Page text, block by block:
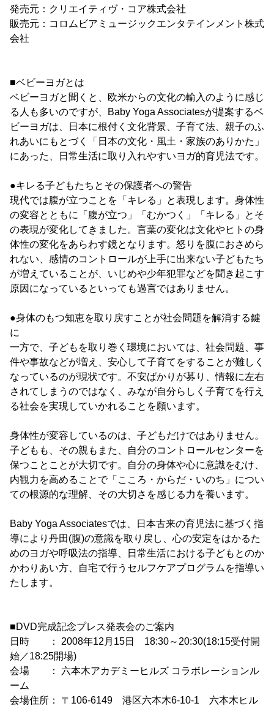
発売元：クリエイティヴ・コア株式会社
販売元：コロムビアミュージックエンタテインメント株式
会社
■ベビーヨガとは
ベビーヨガと聞くと、欧米からの文化の輸入のように感じ
る人も多いのですが、Baby Yoga Associatesが提案するベ
ビーヨガは、日本に根付く文化背景、子育て法、親子のふ
れあいにもとづく「日本の文化・風土・家族のありかた」
にあった、日常生活に取り入れやすいヨガ的育児法です。
●キレる子どもたちとその保護者への警告
現代では腹が立つことを「キレる」と表現します。身体性
の変容とともに「腹が立つ」「むかつく」「キレる」とそ
の表現が変化してきました。言葉の変化は文化やヒトの身
体性の変化をあらわす鏡となります。怒りを腹におさめら
れない、感情のコントロールが上手に出来ない子どもたち
が増えていることが、いじめや少年犯罪などを聞き起こす
原因になっているといっても過言ではありません。
●身体のもつ知恵を取り戻すことが社会問題を解消する鍵
に
一方で、子どもを取り巻く環境においては、社会問題、事
件や事故などが増え、安心して子育てをすることが難しく
なっているのが現状です。不安ばかりが募り、情報に左右
されてしまうのではなく、みなが自分らしく子育てを行え
る社会を実現していかれることを願います。
身体性が変容しているのは、子どもだけではありません。
子どもも、その親もまた、自分のコントロールセンターを
保つことことが大切です。自分の身体や心に意識をむけ、
内観力を高めることで「こころ・からだ・いのち」につい
ての根源的な理解、その大切さを感じる力を養います。
Baby Yoga Associatesでは、日本古来の育児法に基づく指
導により丹田(腹)の意識を取り戻し、心の安定をはかるた
めのヨガや呼吸法の指導、日常生活における子どもとのか
かわりあい方、自宅で行うセルフケアプログラムを指導い
たします。
■DVD完成記念プレス発表会のご案内
日時 ： 2008年12月15日 18:30～20:30(18:15受付開
始／18:25開場)
会場 ： 六本木アカデミーヒルズ コラボレーションル
ーム
会場住所： 〒106-6149 港区六本木6-10-1 六本木ヒル